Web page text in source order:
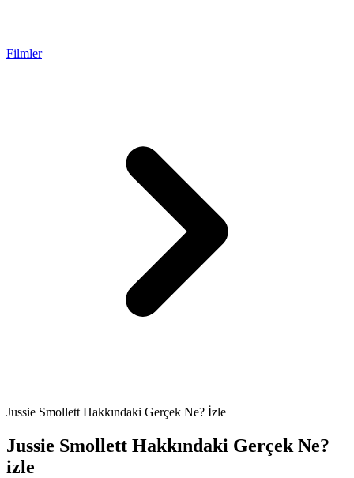
Filmler
Jussie Smollett Hakkındaki Gerçek Ne? İzle
Jussie Smollett Hakkındaki Gerçek Ne?
izle